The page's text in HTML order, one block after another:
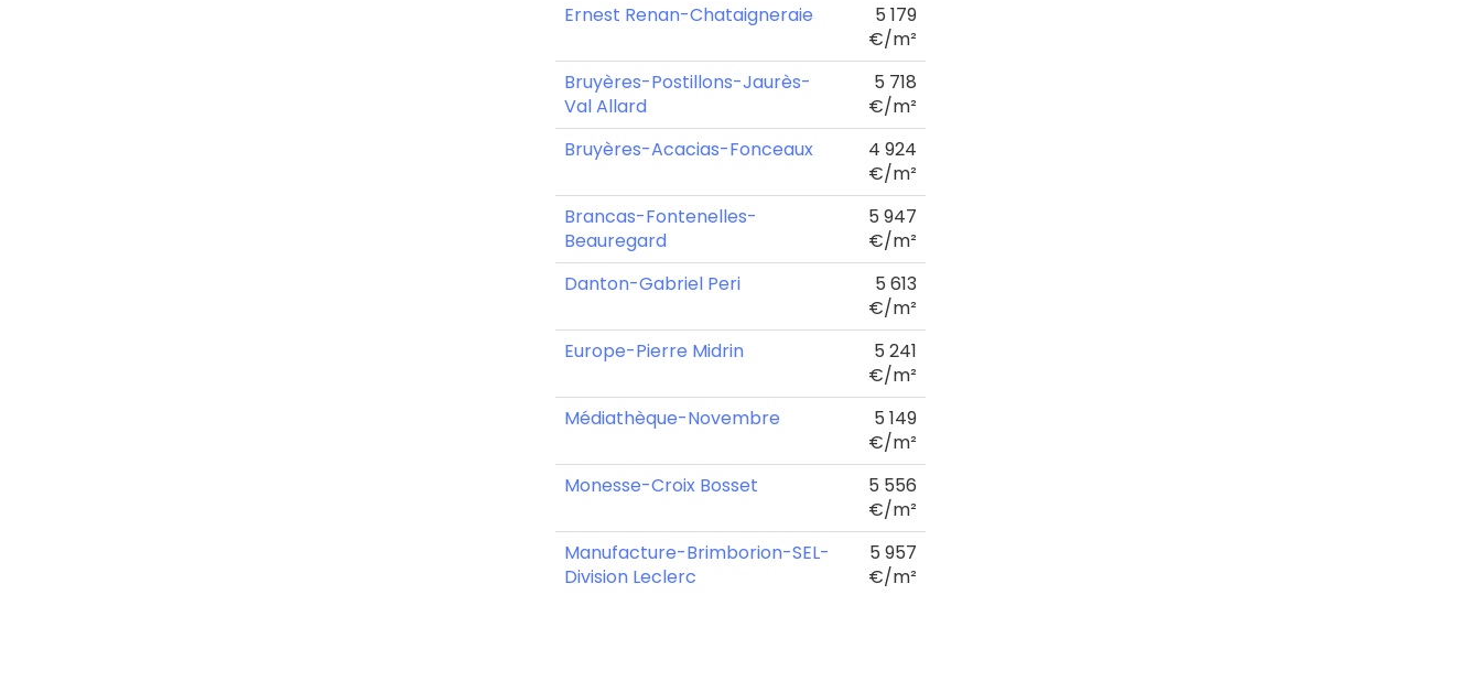
Ernest Renan-Chataigneraie
5 179
€/m²
Bruyères-Postillons-Jaurès-
Val Allard
5 718
€/m²
Bruyères-Acacias-Fonceaux
4 924
€/m²
Brancas-Fontenelles-
Beauregard
5 947
€/m²
Danton-Gabriel Peri
5 613
€/m²
Europe-Pierre Midrin
5 241
€/m²
Médiathèque-Novembre
5 149
€/m²
Monesse-Croix Bosset
5 556
€/m²
Manufacture-Brimborion-SEL-
Division Leclerc
5 957
€/m²